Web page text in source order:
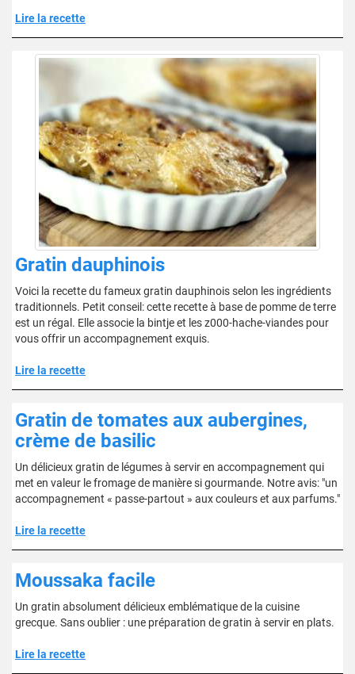
Lire la recette
Gratin dauphinois
Voici la recette du fameux gratin dauphinois selon les ingrédients
traditionnels. Petit conseil: cette recette à base de pomme de terre
est un régal. Elle associe la bintje et les z000-hache-viandes pour
vous offrir un accompagnement exquis.
Lire la recette
Gratin de tomates aux aubergines,
crème de basilic
Un délicieux gratin de légumes à servir en accompagnement qui
met en valeur le fromage de manière si gourmande. Notre avis: "un
accompagnement « passe-partout » aux couleurs et aux parfums."
Lire la recette
Moussaka facile
Un gratin absolument délicieux emblématique de la cuisine
grecque. Sans oublier : une préparation de gratin à servir en plats.
Lire la recette